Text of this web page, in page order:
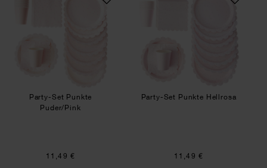
Party-Set Punkte
Puder/Pink
11,49 €
Party-Set Punkte Hellrosa
11,49 €